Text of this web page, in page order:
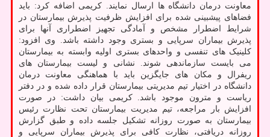
معاونت درمان دانشگاه ها ارسال نمایند. کریمی اضافه کرد: باید
فضاهای پیشبینی شده برای افزایش ظرفیت پذیرش بیمارستان در
شرایط اضطرار مشخص و آمادگی تجهیز اضطراری آنها برای
پذیرش بیماران سرپایی و بستری وجود داشته باشد. وی افزود:
کلینیک های تنفسی و واحدهای بستری اولیه وابسته به بیمارستان
می بایست سازماندهی شوند. نشانی و لیست بیمارستان های
ریفرال و مکان های جایگزین باید با هماهنگی معاونت درمان
دانشگاه در اختیار تیم مدیریتی بیمارستان قرار داده شده و در دفتر
ریاست و مترون موجود باشد. کریمی بیان داشت: در صورت
افزایش بار مراجعه، تیم مدیریت بیمارستان تحت نظارت رئیس
بیمارستان به صورت روزانه تشکیل جلسه داده و طبق گزارش
روزانه دریافتی، نظارت کافی برای پذیرش بیماران سرپایی و